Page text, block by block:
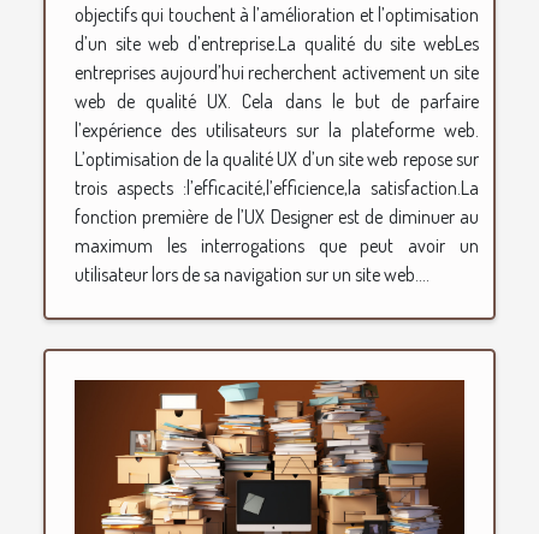
objectifs qui touchent à l’amélioration et l’optimisation
d’un site web d’entreprise.La qualité du site webLes
entreprises aujourd’hui recherchent activement un site
web de qualité UX. Cela dans le but de parfaire
l’expérience des utilisateurs sur la plateforme web.
L’optimisation de la qualité UX d’un site web repose sur
trois aspects :l’efficacité,l’efficience,la satisfaction.La
fonction première de l’UX Designer est de diminuer au
maximum les interrogations que peut avoir un
utilisateur lors de sa navigation sur un site web....